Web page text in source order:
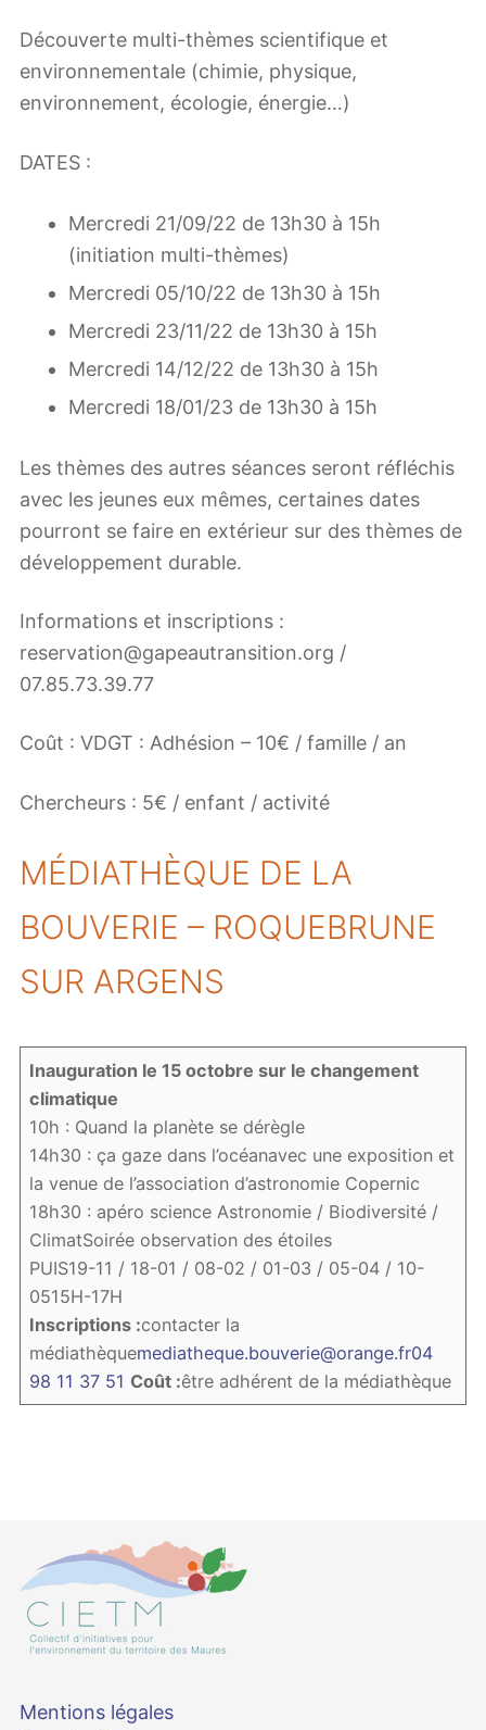
Découverte multi-thèmes scientifique et
environnementale (chimie, physique,
environnement, écologie, énergie…)
DATES :
Mercredi 21/09/22 de 13h30 à 15h
(initiation multi-thèmes)
Mercredi 05/10/22 de 13h30 à 15h
Mercredi 23/11/22 de 13h30 à 15h
Mercredi 14/12/22 de 13h30 à 15h
Mercredi 18/01/23 de 13h30 à 15h
Les thèmes des autres séances seront réfléchis
avec les jeunes eux mêmes, certaines dates
pourront se faire en extérieur sur des thèmes de
développement durable.
Informations et inscriptions :
reservation@gapeautransition.org /
07.85.73.39.77
Coût : VDGT : Adhésion – 10€ / famille / an
Chercheurs : 5€ / enfant / activité
MÉDIATHÈQUE DE LA
BOUVERIE – ROQUEBRUNE
SUR ARGENS
Inauguration le 15 octobre sur le changement
climatique
10h : Quand la planète se dérègle
14h30 : ça gaze dans l’océanavec une exposition et
la venue de l’association d’astronomie Copernic
18h30 : apéro science Astronomie / Biodiversité /
ClimatSoirée observation des étoiles
PUIS19-11 / 18-01 / 08-02 / 01-03 / 05-04 / 10-
0515H-17H
Inscriptions :contacter la
médiathèquemediatheque.bouverie@orange.fr04
98 11 37 51 Coût :être adhérent de la médiathèque
Mentions légales